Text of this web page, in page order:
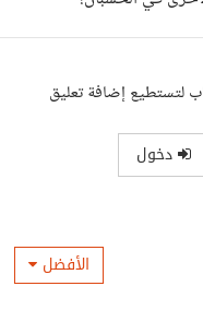
إضافة تعليق
دخول
الأفضل